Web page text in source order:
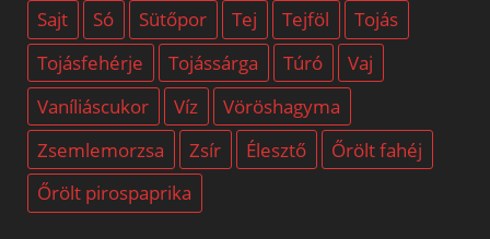
Sajt
Só Sütőpor Tej Tejföl
Tojás
Tojásfehérje
Tojássárga Túró
Vaj
Vaníliáscukor
Víz
Vöröshagyma
Zsemlemorzsa
Zsír Élesztő
Őrölt fahéj
Őrölt pirospaprika